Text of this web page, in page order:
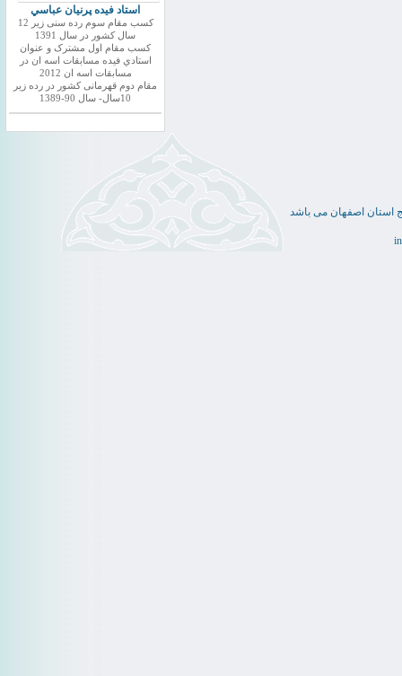
استاد فيده پرنيان عباسي
کسب مقام سوم رده سنی زیر 12
سال کشور در سال 1391
کسب مقام اول مشترک و عنوان
استادي فيده مسابقات اسه ان در
مسابقات اسه ان 2012
مقام دوم قهرمانی کشور در رده زیر
10سال- سال 90-1389
استان اصفهان می باشد